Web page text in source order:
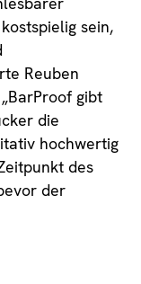
sein,
Reuben
gibt
die
hochwertig
des
der